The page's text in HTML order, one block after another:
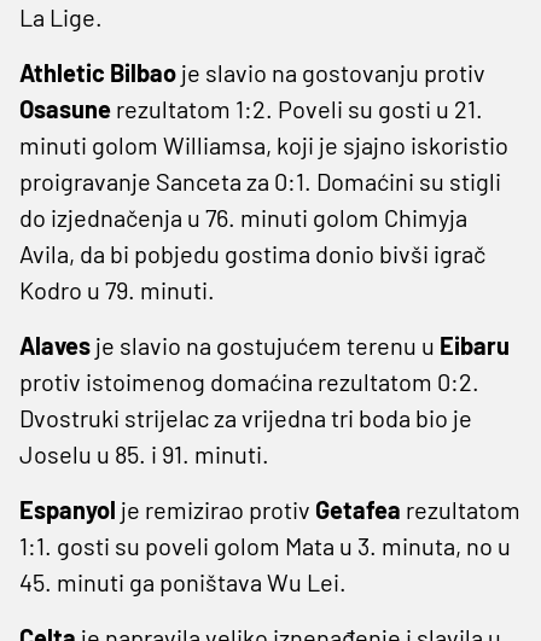
La Lige.
Athletic Bilbao je slavio na gostovanju protiv
Osasune rezultatom 1:2. Poveli su gosti u 21.
minuti golom Williamsa, koji je sjajno iskoristio
proigravanje Sanceta za 0:1. Domaćini su stigli
do izjednačenja u 76. minuti golom Chimyja
Avila, da bi pobjedu gostima donio bivši igrač
Kodro u 79. minuti.
Alaves je slavio na gostujućem terenu u Eibaru
protiv istoimenog domaćina rezultatom 0:2.
Dvostruki strijelac za vrijedna tri boda bio je
Joselu u 85. i 91. minuti.
Espanyol je remizirao protiv Getafea rezultatom
1:1. gosti su poveli golom Mata u 3. minuta, no u
45. minuti ga poništava Wu Lei.